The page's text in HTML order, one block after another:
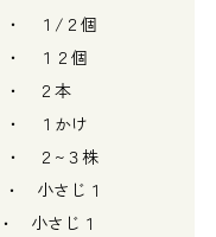
/２個
２個
本
かけ
~３株
小さじ１
小さじ１